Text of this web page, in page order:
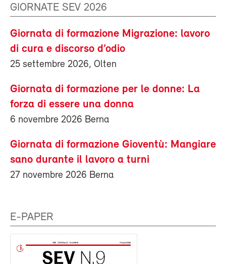
GIORNATE SEV 2026
Giornata di formazione Migrazione: lavoro
di cura e discorso d’odio
25 settembre 2026, Olten
Giornata di formazione per le donne: La
forza di essere una donna
6 novembre 2026 Berna
Giornata di formazione Gioventù: Mangiare
sano durante il lavoro a turni
27 novembre 2026 Berna
E-PAPER